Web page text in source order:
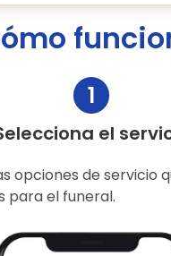
1
el
opciones de servicio
para el funeral.